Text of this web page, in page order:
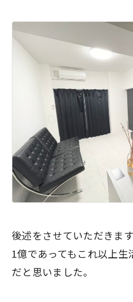
後述をさせていただきます
1億であってもこれ以上
だと思いました。